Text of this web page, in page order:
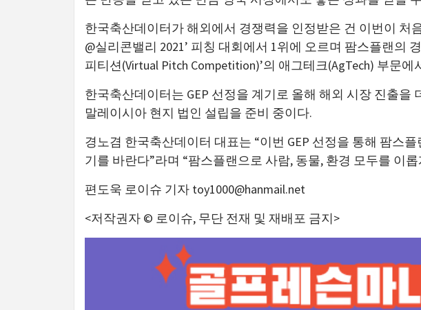
한국축산데이터가 해외에서 경쟁력을 인정받은 건 이번이 처
@실리콘밸리 2021’ 피칭 대회에서 1위에 오르며 팜스플랜의
피티션(Virtual Pitch Competition)’의 애그테크(AgTech) 부문
한국축산데이터는 GEP 선정을 계기로 올해 해외 시장 진출
말레이시아 현지 법인 설립을 준비 중이다.
경노겸 한국축산데이터 대표는 “이번 GEP 선정을 통해 팜스
기를 바란다”라며 “팜스플랜으로 사람, 동물, 환경 모두를 이
편도욱 로이슈 기자 toy1000@hanmail.net
<저작권자 © 로이슈, 무단 전재 및 재배포 금지>